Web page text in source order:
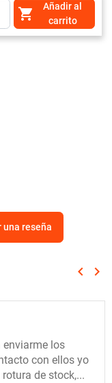

Añadir al
carrito
una reseña
keyboard_arrow_left keyboard_arrow_right
enviarme los
con ellos yo
de stock,...